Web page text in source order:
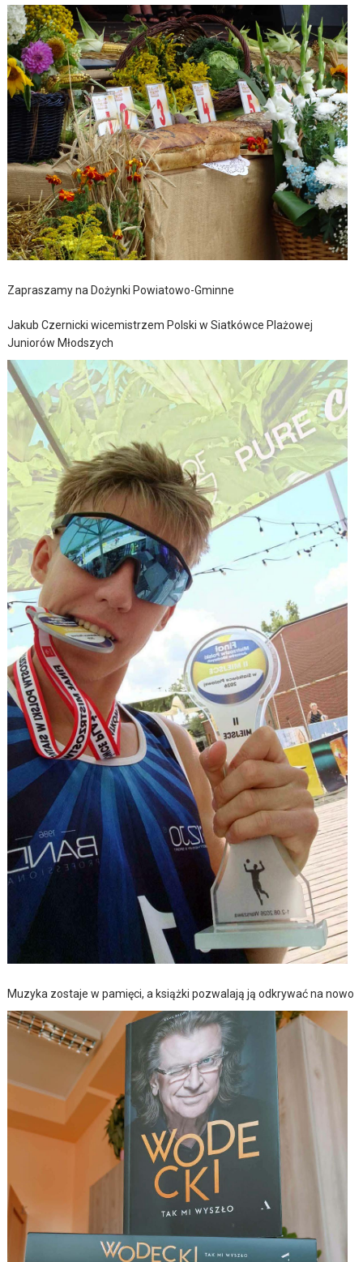
Zapraszamy na Dożynki Powiatowo-Gminne
Jakub Czernicki wicemistrzem Polski w Siatkówce Plażowej
Juniorów Młodszych
Muzyka zostaje w pamięci, a książki pozwalają ją odkrywać na nowo